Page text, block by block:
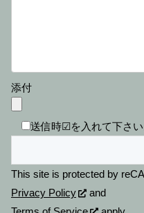
添付
送信時☑を入れて下さい
This site is protected by
Privacy Policy
and